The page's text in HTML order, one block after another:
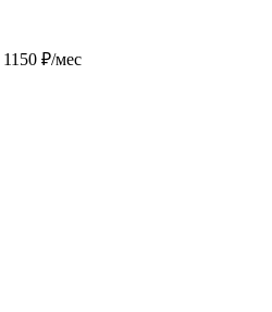
1150 ₽/мес